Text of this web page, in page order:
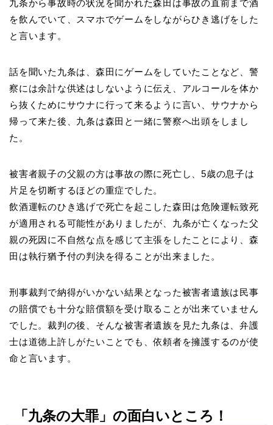
九条から事故時の状況を聞かれた森田は事故の直前まで酒
を飲んでいて、スマホでゲームをしながらひき逃げをした
と言います。
話を聞いた九条は、森田にゲームをしていたことなど、警
察には余計な供述はしないように伝え、アルコールを体か
ら抜くためにサウナに行って来るように言い、サウナから
帰って来た後、九条は森田と一緒に警察へ出頭をしまし
た。
被害者親子の父親の方は事故の際に死亡し、5歳の息子は
片足を切断するほどの重症でした。
飲酒運転のひき逃げで死亡を起こした森田は危険運転致死
が適用される可能性がありましたが、九条が亡くなった父
親の死因に不自然な点を感じて主張をしたことにより、森
田は執行猶予付の判決を得ることが出来ました。
刑事裁判で納得がいかない結果となった被害者遺族は民事
の賠償でも十分な賠償額を受け取ることが出来ていません
でした。裁判の後、そんな被害者遺族を見た九条は、弁護
士は道徳上許しがたいことでも、依頼者を擁護するのが使
命と言います。
「九条の大罪」の面白いところ！